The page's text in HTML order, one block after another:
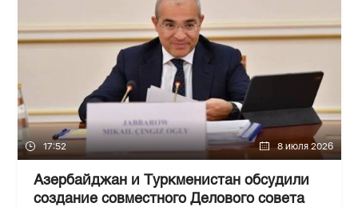
17:52 8 июля 2026
Азербайджан и Туркменистан обсудили
создание совместного Делового совета